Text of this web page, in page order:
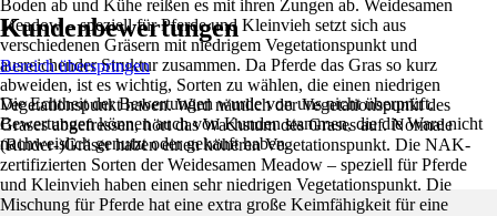
Boden ab und Kühe reißen es mit ihren Zungen ab. Weidesamen
Meadow – speziell für Pferde und Kleinvieh setzt sich aus
verschiedenen Gräsern mit niedrigem Vegetationspunkt und
ausreichender Struktur zusammen. Da Pferde das Gras so kurz
abweiden, ist es wichtig, Sorten zu wählen, die einen niedrigen
Vegetationspunkt haben. Wird nämlich der Vegetationspunkt des
Grases abgefressen, hört das Wachstum des Grases auf. Normale
(Rinder-)Gräser haben einen höheren Vegetationspunkt. Die NAK-
zertifizierten Sorten der Weidesamen Meadow – speziell für Pferde
und Kleinvieh haben einen sehr niedrigen Vegetationspunkt. Die
Mischung für Pferde hat eine extra große Keimfähigkeit für eine
Kundenbewertungen
Bereich überspringen
Die Echtheit der Bewertungen wurde von uns nicht überprüft.
Bewertungen können auch von Kunden stammen, die die Ware nicht
nachweislich genutzt oder gekauft haben.